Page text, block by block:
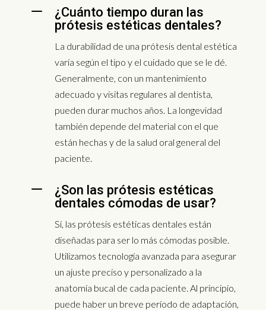
K
¿Cuánto tiempo duran las
prótesis estéticas dentales?
La durabilidad de una prótesis dental estética
varía según el tipo y el cuidado que se le dé.
Generalmente, con un mantenimiento
adecuado y visitas regulares al dentista,
pueden durar muchos años. La longevidad
también depende del material con el que
están hechas y de la salud oral general del
paciente.
K
¿Son las prótesis estéticas
dentales cómodas de usar?
Sí, las prótesis estéticas dentales están
diseñadas para ser lo más cómodas posible.
Utilizamos tecnología avanzada para asegurar
un ajuste preciso y personalizado a la
anatomía bucal de cada paciente. Al principio,
puede haber un breve período de adaptación,